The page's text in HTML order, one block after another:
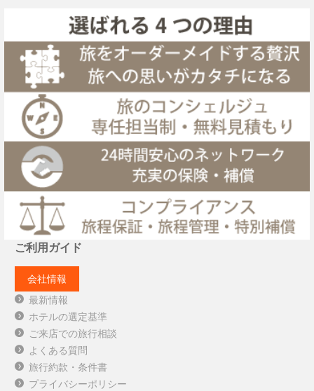
ご利用ガイド
会社情報
最新情報
ホテルの選定基準
ご来店での旅行相談
よくある質問
旅行約款・条件書
プライバシーポリシー